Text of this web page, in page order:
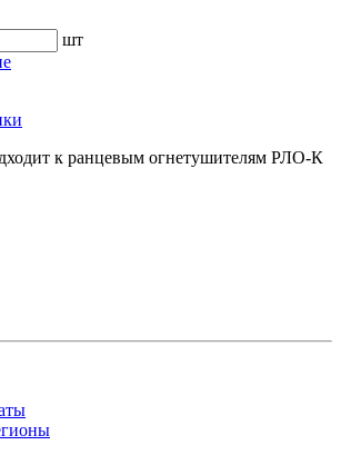
шт
к ранцевым огнетушителям РЛО-К